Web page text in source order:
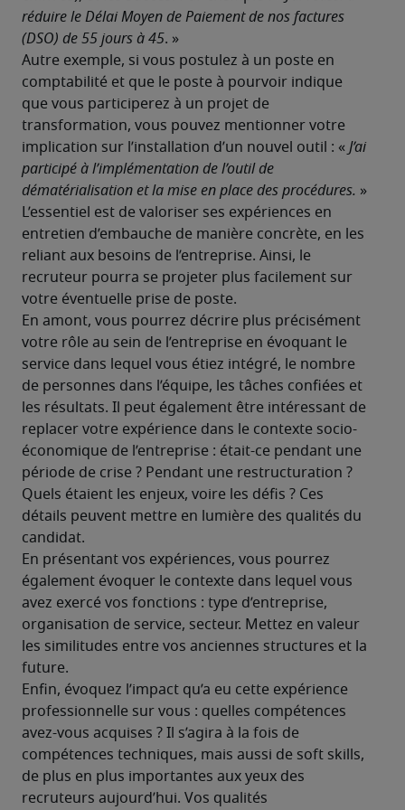
réduire le Délai Moyen de Paiement de nos factures
(DSO) de 55 jours à 45. »
Autre exemple, si vous postulez à un poste en
comptabilité et que le poste à pourvoir indique
que vous participerez à un projet de
transformation, vous pouvez mentionner votre
implication sur l’installation d’un nouvel outil : « J’ai
participé à l’implémentation de l’outil de
dématérialisation et la mise en place des procédures. »
L’essentiel est de valoriser ses expériences en
entretien d’embauche de manière concrète, en les
reliant aux besoins de l’entreprise. Ainsi, le
recruteur pourra se projeter plus facilement sur
votre éventuelle prise de poste.
En amont, vous pourrez décrire plus précisément
votre rôle au sein de l’entreprise en évoquant le
service dans lequel vous étiez intégré, le nombre
de personnes dans l’équipe, les tâches confiées et
les résultats. Il peut également être intéressant de
replacer votre expérience dans le contexte socio-
économique de l’entreprise : était-ce pendant une
période de crise ? Pendant une restructuration ?
Quels étaient les enjeux, voire les défis ? Ces
détails peuvent mettre en lumière des qualités du
candidat.
En présentant vos expériences, vous pourrez
également évoquer le contexte dans lequel vous
avez exercé vos fonctions : type d’entreprise,
organisation de service, secteur. Mettez en valeur
les similitudes entre vos anciennes structures et la
future.
Enfin, évoquez l’impact qu’a eu cette expérience
professionnelle sur vous : quelles compétences
avez-vous acquises ? Il s’agira à la fois de
compétences techniques, mais aussi de soft skills,
de plus en plus importantes aux yeux des
recruteurs aujourd’hui. Vos qualités